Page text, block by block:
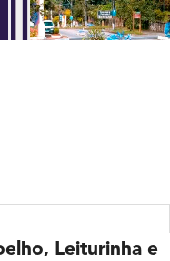
Leiturinha e